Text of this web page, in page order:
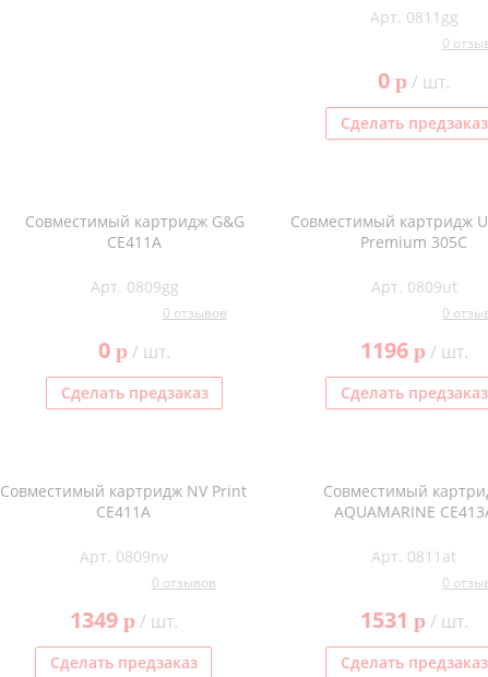
Арт. 0811gg
0
0 p/ шт.
Сделать предзаказ
Совместимый картридж G&G
CE411A
Арт. 0809gg
0 отзывов
0 p/ шт.
Сделать предзаказ
Совместимый картридж
Premium 305C
Арт. 0809ut
0
1196 p/ шт.
Сделать предзаказ
Совместимый картридж NV Print
CE411A
Арт. 0809nv
0 отзывов
1349 p/ шт.
Сделать предзаказ
Совместимый
AQUAMARINE
Арт. 0811at
0
1531 p/ шт.
Сделать предзаказ